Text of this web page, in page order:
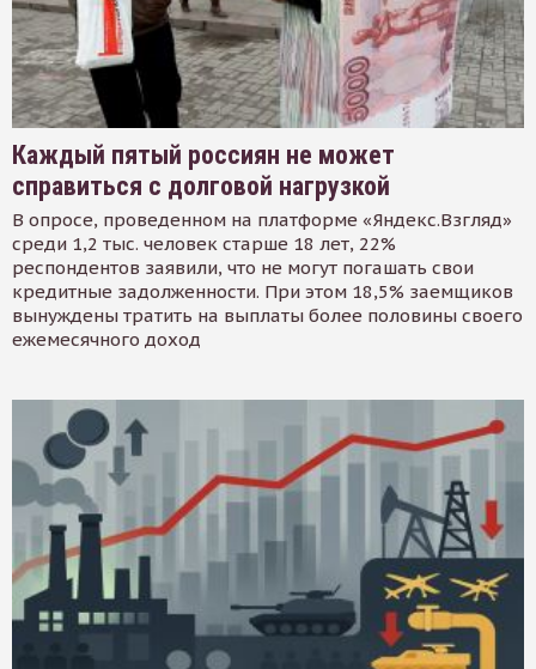
Каждый пятый россиян не может
справиться с долговой нагрузкой
В опросе, проведенном на платформе «Яндекс.Взгляд»
среди 1,2 тыс. человек старше 18 лет, 22%
респондентов заявили, что не могут погашать свои
кредитные задолженности. При этом 18,5% заемщиков
вынуждены тратить на выплаты более половины своего
ежемесячного доход